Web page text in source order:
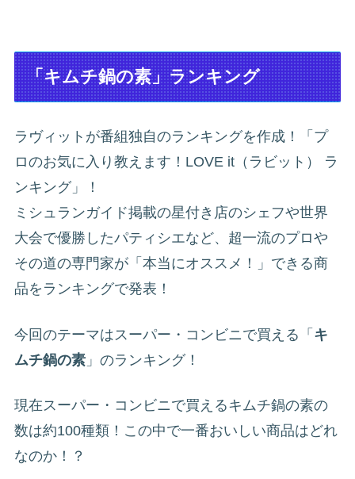
「キムチ鍋の素」ランキング
ラヴィットが番組独自のランキングを作成！「プ
ロのお気に入り教えます！LOVE it（ラビット） ラ
ンキング」！
ミシュランガイド掲載の星付き店のシェフや世界
大会で優勝したパティシエなど、超一流のプロや
その道の専門家が「本当にオススメ！」できる商
品をランキングで発表！
今回のテーマはスーパー・コンビニで買える「 キ
ムチ鍋の素 」のランキング！
現在スーパー・コンビニで買えるキムチ鍋の素の
数は約100種類！この中で一番おいしい商品はどれ
なのか！？